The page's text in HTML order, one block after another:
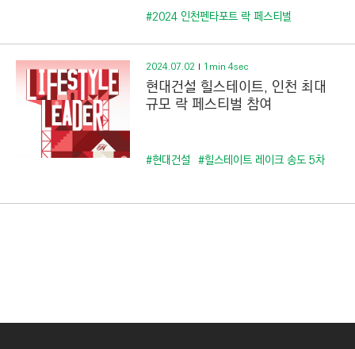
N
)
#2024 인천펜타포트 락 페스티벌
2024.07.02 1min 4sec
현대건설 힐스테이트, 인천 최대
규모 락 페스티벌 참여
#현대건설 #힐스테이트 레이크 송도 5차